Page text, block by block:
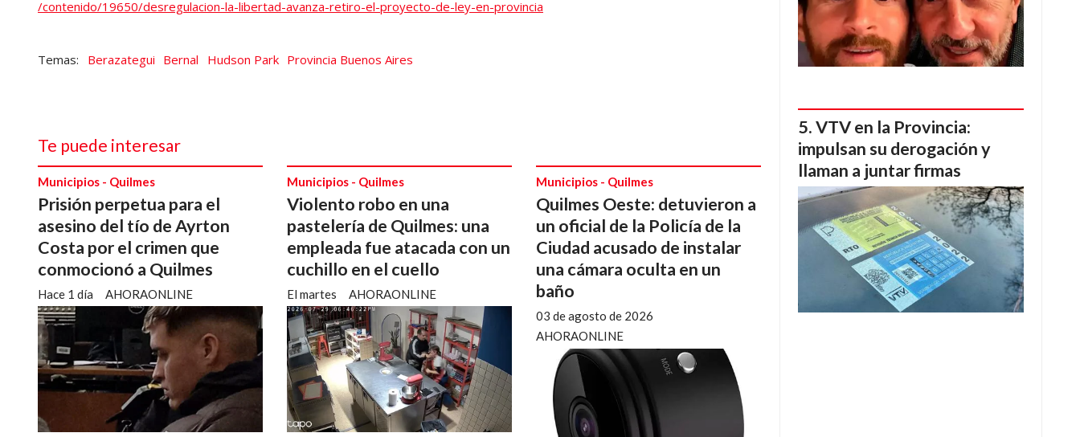
/contenido/19650/desregulacion-la-libertad-avanza-retiro-el-proyecto-de-ley-en-provincia
Berazategui Bernal Hudson Park Provincia Buenos Aires
Te puede interesar
Prisión perpetua para el
asesino del tío de Ayrton
Costa por el crimen que
conmocionó a Quilmes
AHORAONLINE
Municipios - Quilmes
Hace 1 día
Violento robo en una
pastelería de Quilmes: una
empleada fue atacada con un
cuchillo en el cuello
AHORAONLINE
Municipios - Quilmes
El martes
Quilmes Oeste: detuvieron a
un oficial de la Policía de la
Ciudad acusado de instalar
una cámara oculta en un
baño
AHORAONLINE
Municipios - Quilmes
03 de agosto de 2026
VTV en la Provincia:
impulsan su derogación y
llaman a juntar firmas